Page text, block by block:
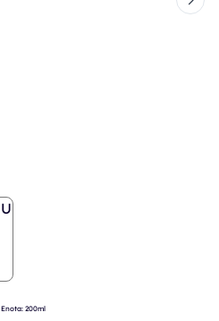
Enota: 200ml